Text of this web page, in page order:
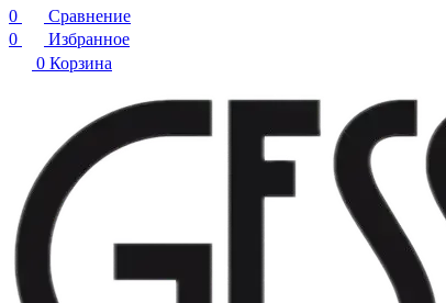
0
Сравнение
0
Избранное
0 Корзина